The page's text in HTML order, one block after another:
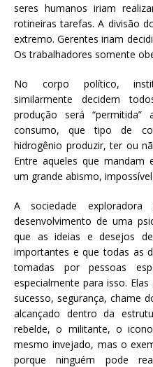
seres humanos iriam
rotineiras tarefas. A divisão
extremo. Gerentes iriam
Os trabalhadores somente
No corpo político,
similarmente decidem
produção será
consumo, que tipo de
hidrogênio produzir, ter ou
Entre aqueles que mandam
um grande abismo,
A sociedade exploradora
desenvolvimento de uma
que as ideias e desejos
importantes e que todas as
tomadas por pessoas
especialmente para isso.
sucesso, segurança, chame
alcançado dentro da
rebelde, o militante, o
mesmo invejado, mas o
porque ninguém pode